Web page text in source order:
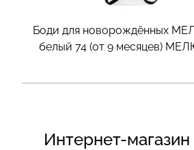
Боди для новорождённых
белый 74 (от 9 месяцев)
Интернет-